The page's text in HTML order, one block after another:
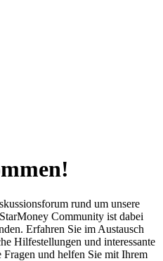
rund um unsere
Community ist dabei
Erfahren Sie im Austausch
Hilfestellungen und interessante
und helfen Sie mit Ihrem